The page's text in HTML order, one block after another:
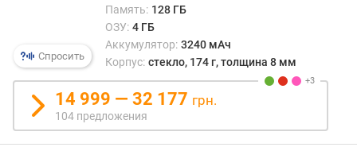
л
е
н
и
е
О
Спросить
Память: 128 ГБ
ОЗУ: 4 ГБ
Аккумулятор: 3240 мАч
Корпус: стекло, 174 г, толщина 8 мм
14 999 — 32 177 грн.
104 предложения